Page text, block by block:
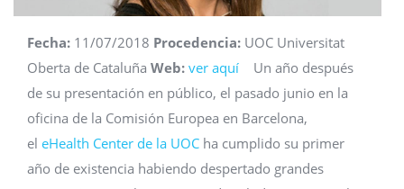
Fecha: 11/07/2018 Procedencia: UOC Universitat
Oberta de Cataluña Web: ver aquí
Un año después
de su presentación en público, el pasado junio en la
oficina de la Comisión Europea en Barcelona,
el eHealth Center de la UOC ha cumplido su primer
año de existencia habiendo despertado grandes